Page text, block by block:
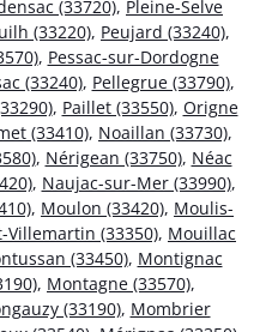
(33720), Pleine-Selve
(33220), Peujard (33240),
, Pessac-sur-Dordogne
(33240), Pellegrue (33790),
, Paillet (33550), Origne
(33410), Noaillan (33730),
, Nérigean (33750), Néac
, Naujac-sur-Mer (33990),
, Moulon (33420), Moulis-
Villemartin (33350), Mouillac
(33450), Montignac
, Montagne (33570),
(33190), Mombrier